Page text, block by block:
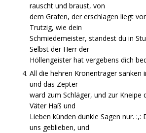
rauscht und braust, von
dem Grafen, der erschlagen liegt
Trutzig, wie dein
Schmiedemeister, standest du in
Selbst der Herr der
Höllengeister hat vergebens dich
All die hehren Kronentrager sanken
und das Zepter
ward zum Schläger, und zur Kneipe
Väter Haß und
Lieben künden dunkle Sagen nur.
uns geblieben, und